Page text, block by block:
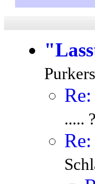
.....